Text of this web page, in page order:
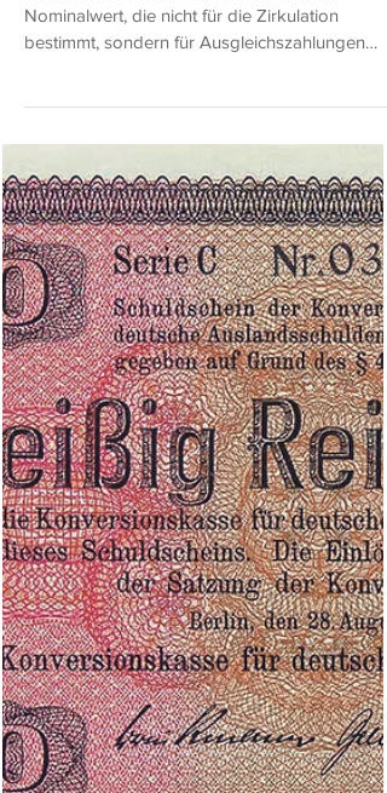
Albert Pick
22. Jan. 2025
1 Min. Lesezeit
Lexikon: Kumulativnoten
Kumulativnoten sind Scheine mit hohem
Nominalwert, die nicht für die Zirkulation
bestimmt, sondern für Ausgleichszahlungen
zwischen...